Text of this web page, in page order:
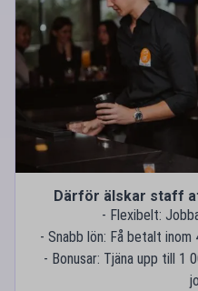
Därför älskar staff
- Flexibelt:
- Snabb lön: Få betalt
- Bonusar: Tjäna upp till 1